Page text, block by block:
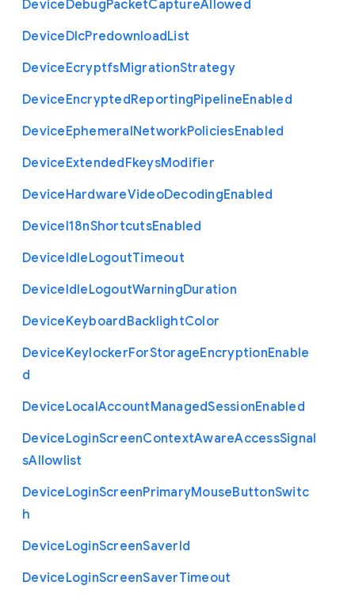
DeviceDebugPacketCaptureAllowed
DeviceDlcPredownloadList
DeviceEcryptfsMigrationStrategy
DeviceEncryptedReportingPipelineEnabled
DeviceEphemeralNetworkPoliciesEnabled
DeviceExtendedFkeysModifier
DeviceHardwareVideoDecodingEnabled
DeviceI18nShortcutsEnabled
DeviceIdleLogoutTimeout
DeviceIdleLogoutWarningDuration
DeviceKeyboardBacklightColor
DeviceKeylockerForStorageEncryptionEnable
d
DeviceLocalAccountManagedSessionEnabled
DeviceLoginScreenContextAwareAccessSignal
sAllowlist
DeviceLoginScreenPrimaryMouseButtonSwitc
h
DeviceLoginScreenSaverId
DeviceLoginScreenSaverTimeout